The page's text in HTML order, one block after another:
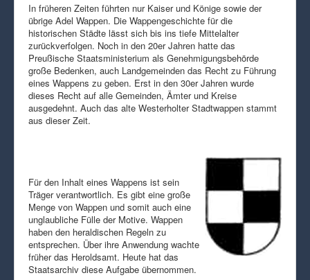
In früheren Zeiten führten nur Kaiser und Könige sowie der
übrige Adel Wappen. Die Wappengeschichte für die
historischen Städte lässt sich bis ins tiefe Mittelalter
zurückverfolgen. Noch in den 20er Jahren hatte das
Preußische Staatsministerium als Genehmigungsbehörde
große Bedenken, auch Landgemeinden das Recht zu Führung
eines Wappens zu geben. Erst in den 30er Jahren wurde
dieses Recht auf alle Gemeinden, Ämter und Kreise
ausgedehnt. Auch das alte Westerholter Stadtwappen stammt
aus dieser Zeit.
Für den Inhalt eines Wappens ist sein
Träger verantwortlich. Es gibt eine große
Menge von Wappen und somit auch eine
unglaubliche Fülle der Motive. Wappen
haben den heraldischen Regeln zu
entsprechen. Über ihre Anwendung wachte
früher das Heroldsamt. Heute hat das
Staatsarchiv diese Aufgabe übernommen.